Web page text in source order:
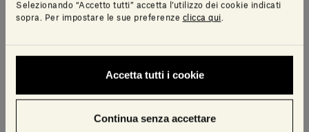
Selezionando “Accetto tutti” accetta l’utilizzo dei cookie indicati
sopra. Per impostare le sue preferenze clicca qui
Accetta tutti i cookie
Continua senza accettare